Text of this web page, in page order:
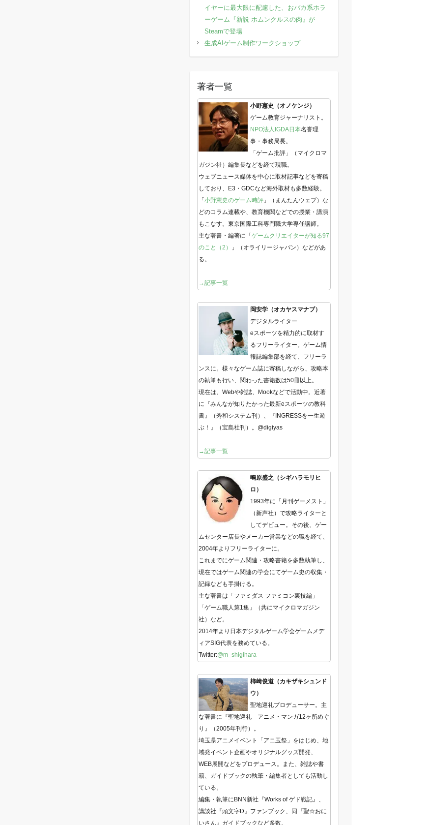
イヤーに最大限に配慮した、おバカ系ホラ
ーゲーム『新説 ホムンクルスの肉』が
Steamで登場
生成AIゲーム制作ワークショップ
著者一覧
小野憲史（オノケンジ）
ゲーム教育ジャーナリスト。
NPO法人IGDA日本名誉理
事・事務局長。
「ゲーム批評」（マイクロマ
ガジン社）編集長などを経て現職。
ウェブニュース媒体を中心に取材記事などを寄稿
しており、E3・GDCなど海外取材も多数経験。
「 小野憲史のゲーム時評」（まんたんウェブ）な
どのコラム連載や、教育機関などでの授業・講演
もこなす。東京国際工科専門職大学専任講師。
主な著書・編著に「 ゲームクリエイターが知る97
のこと（2）
」（オライリージャパン）などがあ
る。
→記事一覧
岡安学（オカヤスマナブ）
デジタルライター
eスポーツを精力的に取材す
るフリーライター。ゲーム情
報誌編集部を経て、フリーラ
ンスに。様々なゲーム誌に寄稿しながら、攻略本
の執筆も行い、関わった書籍数は50冊以上。
現在は、Webや雑誌、Mookなどで活動中。近著
に『みんなが知りたかった最新eスポーツの教科
書』（秀和システム刊）、『INGRESSを一生遊
ぶ！』（宝島社刊）。@digiyas
→記事一覧
鴫原盛之（シギハラモリヒ
ロ）
1993年に「月刊ゲーメスト」
（新声社）で攻略ライターと
してデビュー。その後、ゲー
ムセンター店長やメーカー営業などの職を経て、
2004年よりフリーライターに。
これまでにゲーム関連・攻略書籍を多数執筆し、
現在ではゲーム関連の学会にてゲーム史の収集・
記録なども手掛ける。
主な著書は「ファミダス ファミコン裏技編」
「ゲーム職人第1集」（共にマイクロマガジン
社）など。
2014年より日本デジタルゲーム学会ゲームメデ
ィアSIG代表を務めている。
Twitter:@m_shigihara
柿崎俊道（カキザキシュンド
ウ）
聖地巡礼プロデューサー。主
な著書に『聖地巡礼 アニメ・マンガ12ヶ所めぐ
り』（2005年刊行）。
埼玉県アニメイベント「アニ玉祭」をはじめ、地
域発イベント企画やオリジナルグッズ開発、
WEB展開などをプロデュース。また、雑誌や書
籍、ガイドブックの執筆・編集者としても活動し
ている。
編集・執筆にBNN新社『Works of ゲド戦記』、
講談社『頭文字D』ファンブック、同『聖☆おに
いさん』ガイドブックなど多数。